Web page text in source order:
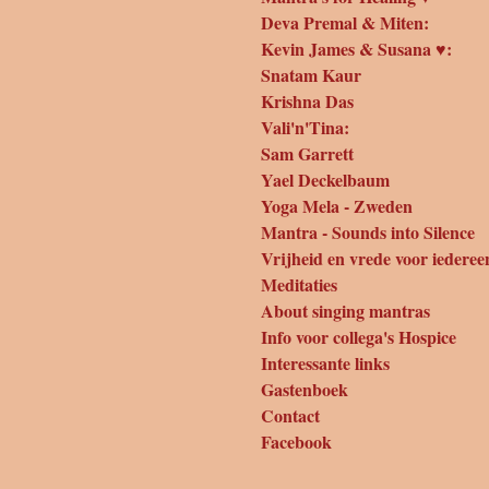
Deva Premal & Miten:
Kevin James & Susana ♥:
Snatam Kaur
Krishna Das
Vali'n'Tina:
Sam Garrett
Yael Deckelbaum
Yoga Mela - Zweden
Mantra - Sounds into Silence
Vrijheid en vrede voor
Meditaties
About singing mantras
Info voor collega's Hospice
Interessante links
Gastenboek
Contact
Facebook